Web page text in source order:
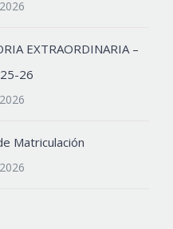
EXTRAORDINARIA –
26
Matriculación